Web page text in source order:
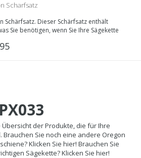
Scharfsatz
Schärfsatz. Dieser Schärfsatz enthält
Sie benötigen, wenn Sie Ihre Sägekette
der Produkte, die für Ihre
Brauchen Sie noch eine andere Oregon
Klicken Sie hier! Brauchen Sie
Sägekette? Klicken Sie hier!